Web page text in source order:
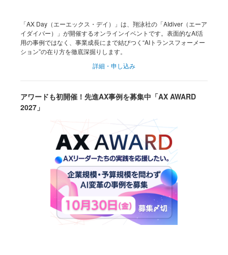
「AX Day（エーエックス・デイ）」は、翔泳社の「AIdiver（エーア
イダイバー）」が開催するオンラインイベントです。表面的なAI活
用の事例ではなく、事業成長にまで結びつく“AIトランスフォーメー
ション”の在り方を徹底深掘りします。
詳細・申し込み
アワードも初開催！先進AX事例を募集中「AX AWARD
2027」